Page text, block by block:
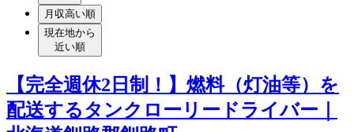
月収高い順
現在地から
近い順
【完全週休2日制！】燃料（灯油等）を
配送するタンクローリードライバー｜